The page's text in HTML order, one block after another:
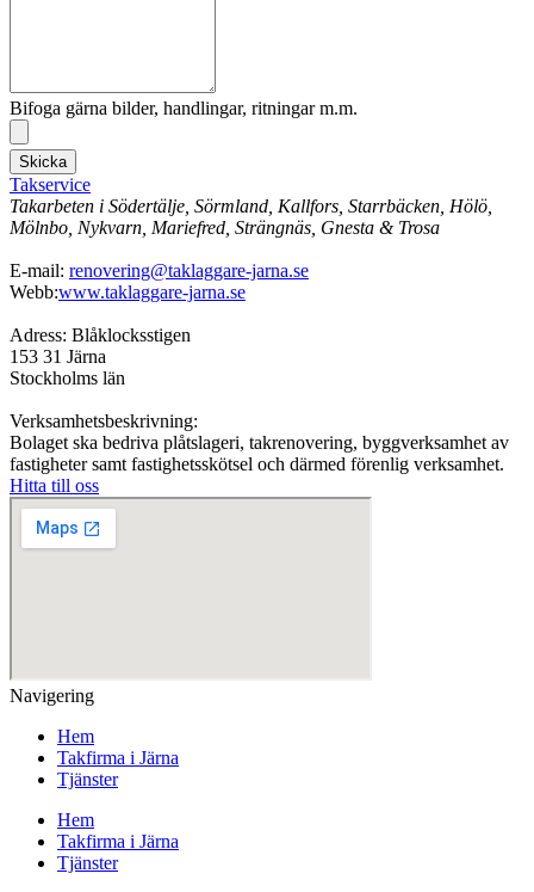
Bifoga gärna bilder, handlingar, ritningar m.m.
Skicka
Takservice
Takarbeten i Södertälje, Sörmland, Kallfors, Starrbäcken, Hölö,
Mölnbo, Nykvarn, Mariefred, Strängnäs, Gnesta & Trosa
E-mail: renovering@taklaggare-jarna.se
Webb:www.taklaggare-jarna.se
Adress: Blåklocksstigen
153 31 Järna
Stockholms län
Verksamhetsbeskrivning:
Bolaget ska bedriva plåtslageri, takrenovering, byggverksamhet av
fastigheter samt fastighetsskötsel och därmed förenlig verksamhet.
Hitta till oss
Navigering
Hem
Takfirma i Järna
Tjänster
Hem
Takfirma i Järna
Tjänster